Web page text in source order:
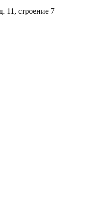
11, строение 7